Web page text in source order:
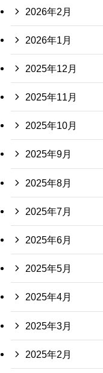
2026年2月
2026年1月
2025年12月
2025年11月
2025年10月
2025年9月
2025年8月
2025年7月
2025年6月
2025年5月
2025年4月
2025年3月
2025年2月